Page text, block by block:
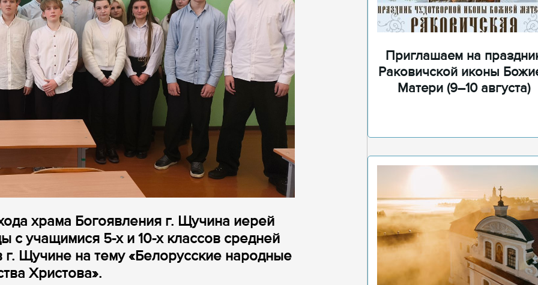
храма Богоявления г. Щучина иерей
с учащимися 5-х и 10-х классов средней
Щучине на тему «Белорусские народные
Христова».
Приглашаем на
Раковичской иконы
Матери (9–10 августа)